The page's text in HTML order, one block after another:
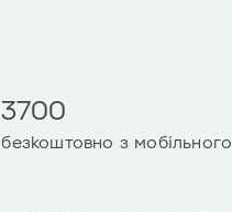
3700
безкоштовно з мобільного